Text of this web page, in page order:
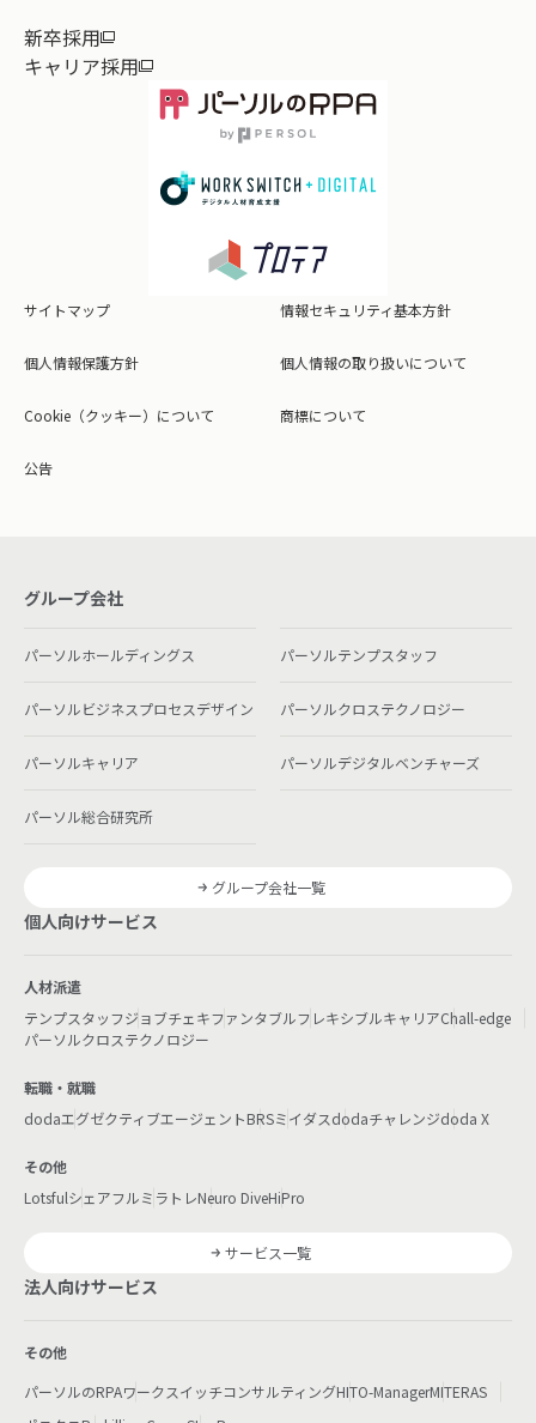
新卒採用
キャリア採用
サイトマップ 情報セキュリティ基本方針
個人情報保護方針 個人情報の取り扱いについて
Cookie（クッキー）について 商標について
公告
グループ会社
パーソルホールディングス パーソルテンプスタッフ
パーソルビジネスプロセスデザイン パーソルクロステクノロジー
パーソルキャリア パーソルデジタルベンチャーズ
パーソル総合研究所
グループ会社一覧
個人向けサービス
人材派遣
テンプスタッフジョブチェキファンタブルフレキシブルキャリアChall-edge
パーソルクロステクノロジー
転職・就職
dodaエグゼクティブエージェントBRSミイダスdodaチャレンジdoda X
その他
LotsfulシェアフルミラトレNeuro DiveHiPro
サービス一覧
法人向けサービス
その他
パーソルのRPAワークスイッチコンサルティングHITO-ManagerMITERAS